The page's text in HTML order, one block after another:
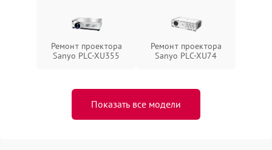
Ремонт проектора
Sanyo PLC-XU355
Ремонт проектора
Sanyo PLC-XU74
Показать все модели